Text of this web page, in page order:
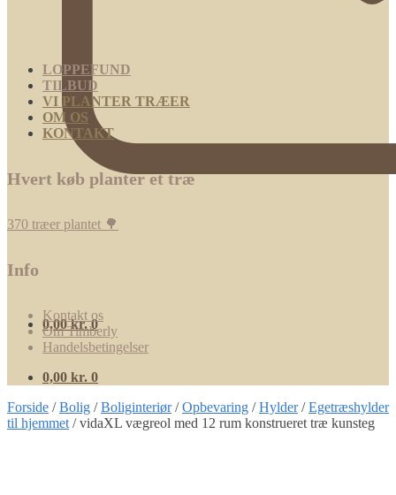
0,00kr. 0
LOPPEFUND
TILBUD
VI PLANTER TRÆER
OM OS
KONTAKT
Hvert køb planter et træ
370 træer plantet 🌳
Info
Kontakt os
Om Timberly
Handelsbetingelser
0,00 kr. 0
Forside /Bolig /Boliginteriør/Opbevaring /Hylder/Egetræshylder
til hjemmet /vidaXL vægreol med 12 rum konstrueret træ kunsteg